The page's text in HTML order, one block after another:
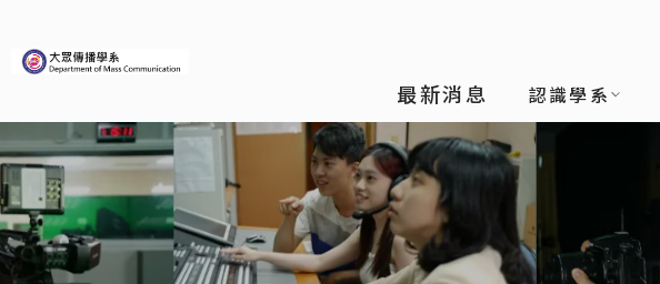
最新消息 認識學系